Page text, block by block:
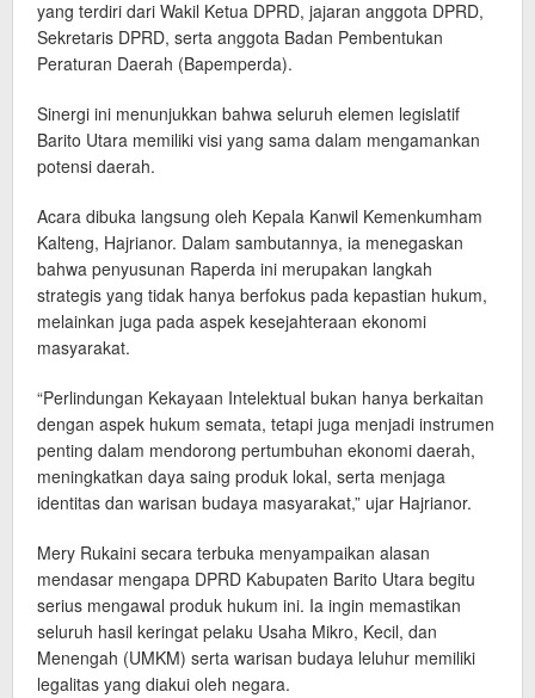
yang terdiri dari Wakil Ketua DPRD, jajaran anggota DPRD,
Sekretaris DPRD, serta anggota Badan Pembentukan
Peraturan Daerah (Bapemperda).
Sinergi ini menunjukkan bahwa seluruh elemen legislatif
Barito Utara memiliki visi yang sama dalam mengamankan
potensi daerah.
Acara dibuka langsung oleh Kepala Kanwil Kemenkumham
Kalteng, Hajrianor. Dalam sambutannya, ia menegaskan
bahwa penyusunan Raperda ini merupakan langkah
strategis yang tidak hanya berfokus pada kepastian hukum,
melainkan juga pada aspek kesejahteraan ekonomi
masyarakat.
“Perlindungan Kekayaan Intelektual bukan hanya berkaitan
dengan aspek hukum semata, tetapi juga menjadi instrumen
penting dalam mendorong pertumbuhan ekonomi daerah,
meningkatkan daya saing produk lokal, serta menjaga
identitas dan warisan budaya masyarakat,” ujar Hajrianor.
Mery Rukaini secara terbuka menyampaikan alasan
mendasar mengapa DPRD Kabupaten Barito Utara begitu
serius mengawal produk hukum ini. Ia ingin memastikan
seluruh hasil keringat pelaku Usaha Mikro, Kecil, dan
Menengah (UMKM) serta warisan budaya leluhur memiliki
legalitas yang diakui oleh negara.